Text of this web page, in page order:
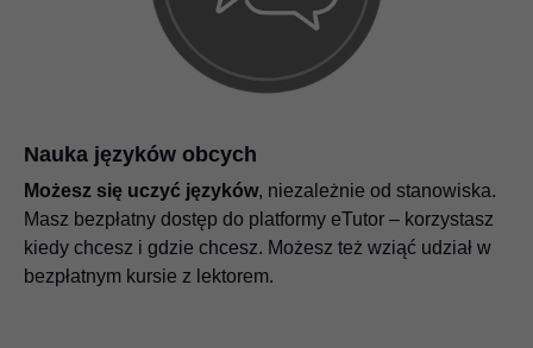
Nauka języków obcych
Możesz się uczyć języków, niezależnie od stanowiska.
Masz bezpłatny dostęp do platformy eTutor – korzystasz
kiedy chcesz i gdzie chcesz. Możesz też wziąć udział w
bezpłatnym kursie z lektorem.